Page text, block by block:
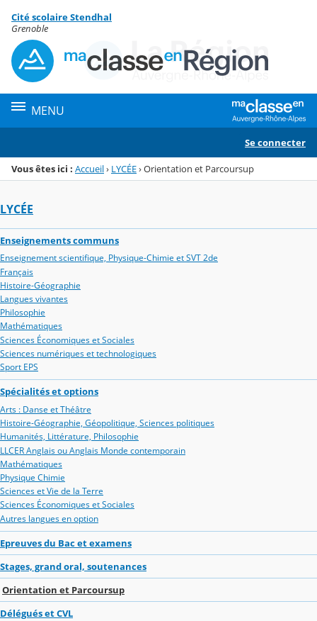
Menu de la rubrique
Contenu
Cité scolaire Stendhal
Grenoble
MENU
Se connecter
Vous êtes ici : Accueil› LYCÉE›Orientation et Parcoursup
LYCÉE
Enseignements communs
Enseignement scientifique, Physique-Chimie et SVT 2de
Français
Histoire-Géographie
Langues vivantes
Philosophie
Mathématiques
Sciences Économiques et Sociales
Sciences numériques et technologiques
Sport EPS
Spécialités et options
Arts : Danse et Théâtre
Histoire-Géographie, Géopolitique, Sciences politiques
Humanités, Littérature, Philosophie
LLCER Anglais ou Anglais Monde contemporain
Mathématiques
Physique Chimie
Sciences et Vie de la Terre
Sciences Économiques et Sociales
Autres langues en option
Epreuves du Bac et examens
Stages, grand oral, soutenances
Orientation et Parcoursup
Délégués et CVL